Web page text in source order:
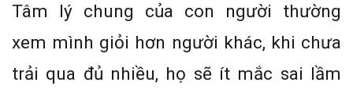
Tâm lý chung của con người thường
xem mình giỏi hơn người khác, khi chưa
trải qua đủ nhiều, họ sẽ ít mắc sai lầm